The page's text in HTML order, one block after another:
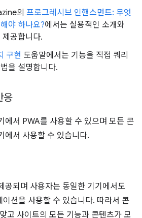
의 프로그레시브 인핸스먼트: 무엇
야 하나요?에서는 실용적인 소개와
공합니다.
구현 도움말에서는 기능을 직접 쿼리
을 설명합니다.
응
에서 PWA를 사용할 수 있으며 모든 콘
에서 사용할 수 있습니다.
공되며 사용자는 동일한 기기에서도
션을 사용할 수 있습니다. 따라서 콘
고 사이트의 모든 기능과 콘텐츠가 모